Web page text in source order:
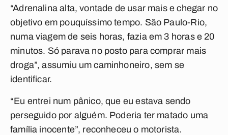
“Adrenalina alta, vontade de usar mais e chegar no
objetivo em pouquíssimo tempo. São Paulo-Rio,
numa viagem de seis horas, fazia em 3 horas e 20
minutos. Só parava no posto para comprar mais
droga”, assumiu um caminhoneiro, sem se
identificar.
“Eu entrei num pânico, que eu estava sendo
perseguido por alguém. Poderia ter matado uma
família inocente”, reconheceu o motorista.